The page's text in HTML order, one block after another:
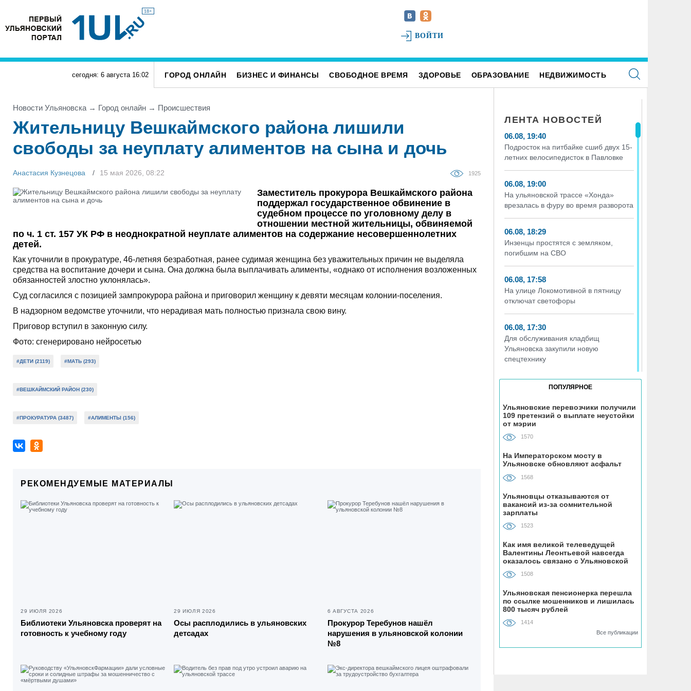
18+
ВОЙТИ
сегодня: 6 августа 16:02 ГОРОД ОНЛАЙН БИЗНЕС И ФИНАНСЫ СВОБОДНОЕ ВРЕМЯ ЗДОРОВЬЕ ОБРАЗОВАНИЕ НЕДВИЖИМОСТЬ
Новости Ульяновска → Город онлайн → Проиcшествия
Жительницу Вешкаймского района лишили
свободы за неуплату алиментов на сына и дочь
Анастасия Кузнецова 15 мая 2026, 08:22 1925
Заместитель прокурора Вешкаймского района
поддержал государственное обвинение в
судебном процессе по уголовному делу в
отношении местной жительницы, обвиняемой
по ч. 1 ст. 157 УК РФ в неоднократной неуплате алиментов на содержание несовершеннолетних
детей.
Как уточнили в прокуратуре, 46-летняя безработная, ранее судимая женщина без уважительных причин не выделяла
средства на воспитание дочери и сына. Она должна была выплачивать алименты, «однако от исполнения возложенных
обязанностей злостно уклонялась».
Суд согласился с позицией зампрокурора района и приговорил женщину к девяти месяцам колонии-поселения.
В надзорном ведомстве уточнили, что нерадивая мать полностью признала свою вину.
Приговор вступил в законную силу.
Фото: сгенерировано нейросетью
#ДЕТИ (2119) #МАТЬ (293)
#ВЕШКАЙМСКИЙ РАЙОН (230)
#ПРОКУРАТУРА (3487) #АЛИМЕНТЫ (156)
РЕКОМЕНДУЕМЫЕ МАТЕРИАЛЫ
29 ИЮЛЯ 2026
Библиотеки Ульяновска проверят на
готовность к учебному году
29 ИЮЛЯ 2026
Осы расплодились в ульяновских
детсадах
6 АВГУСТА 2026
Прокурор Теребунов нашёл
нарушения в ульяновской колонии
№8
ЛЕНТА НОВОСТЕЙ
06.08, 19:40
Подросток на питбайке сшиб двух 15-
летних велосипедисток в Павловке
06.08, 19:00
На ульяновской трассе «Хонда»
врезалась в фуру во время разворота
06.08, 18:29
Инзенцы простятся с земляком,
погибшим на СВО
06.08, 17:58
На улице Локомотивной в пятницу
отключат светофоры
06.08, 17:30
Для обслуживания кладбищ
Ульяновска закупили новую
спецтехнику
смена категорий кешбэка создает
волны спроса
06.08, 17:00
В ульяновской школе №7
устанавливают «умные» тренажёры с
QR-кодами
06.08, 16:22
В Ульяновске на месяц перекрыли
участок улицы Ефремова
06.08, 15:59
На здании травмпункта в Ульяновске
появилась мемориальная доска в
честь Рылеева
06.08, 15:29
Прокурор Теребунов нашёл
нарушения в ульяновской колонии
ПОПУЛЯРНОЕ
Ульяновские перевозчики получили
109 претензий о выплате неустойки
от мэрии
1570
На Императорском мосту в
Ульяновске обновляют асфальт
1568
Ульяновцы отказываются от
вакансий из-за сомнительной
зарплаты
1523
Как имя великой телеведущей
Валентины Леонтьевой навсегда
оказалось связано с Ульяновской
областью
1508
Ульяновская пенсионерка перешла
по ссылке мошенников и лишилась
800 тысяч рублей
1414
Все публикации